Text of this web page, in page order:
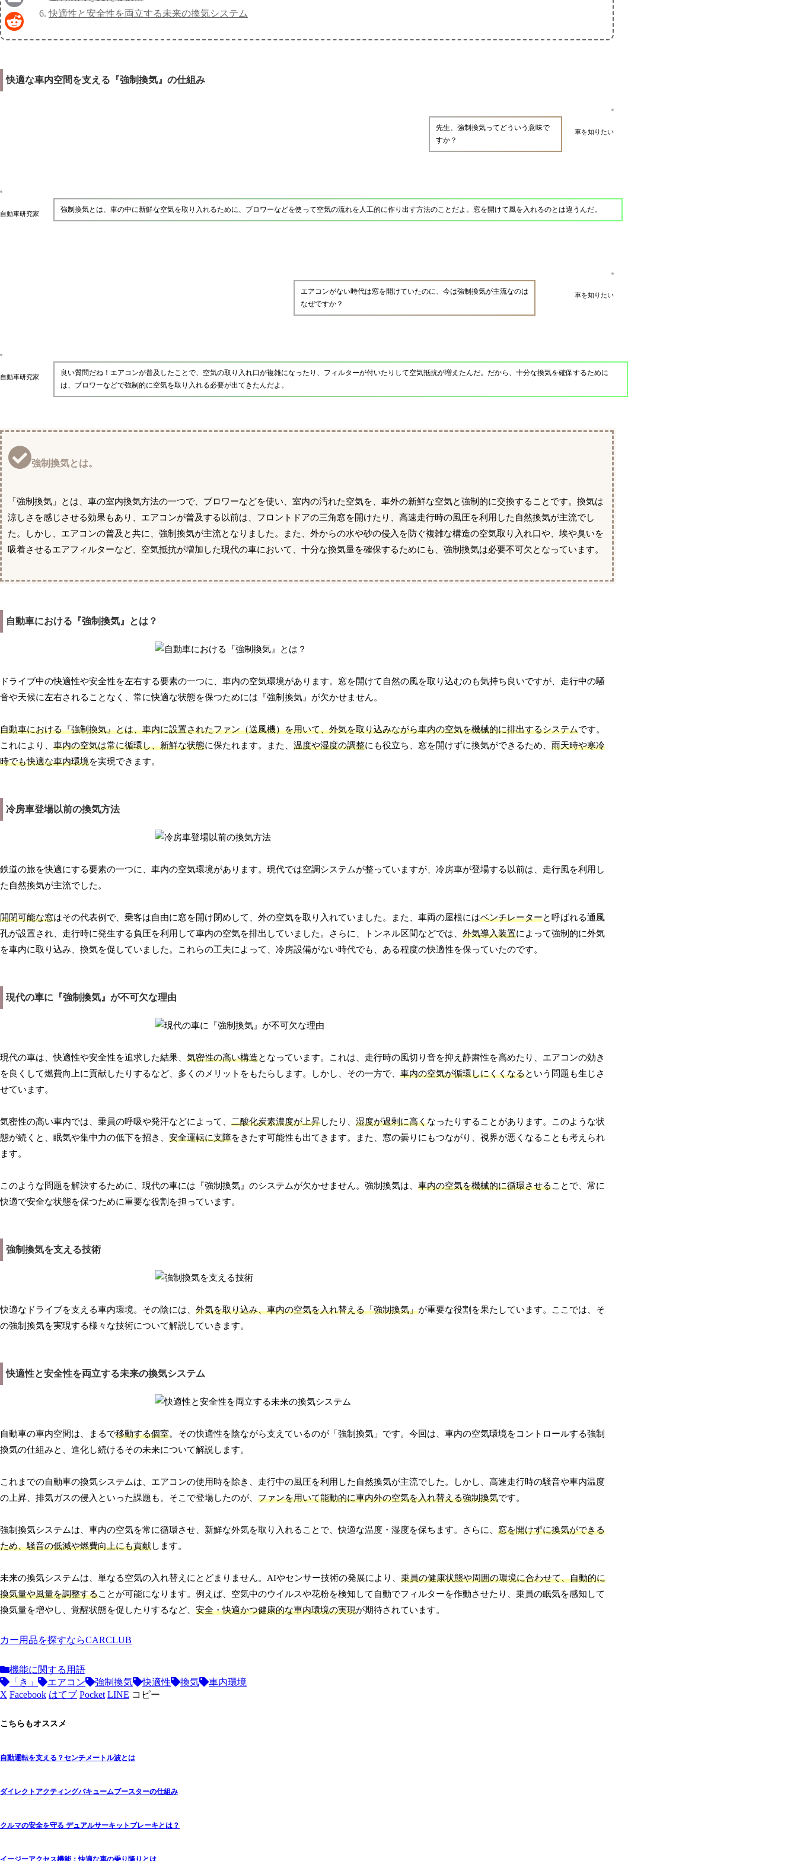
快適性と安全性を両立する未来の換気システム
快適な車内空間を支える『強制換気』の仕組み
車を知りたい
先生、強制換気ってどういう意味で
すか？
自動車研究家 強制換気とは、車の中に新鮮な空気を取り入れるために、ブロワーなどを使って空気の流れを人工的に作り出す方法のことだよ。窓を開けて風を入れるのとは違うんだ。
車を知りたい
エアコンがない時代は窓を開けていたのに、今は強制換気が主流なのは
なぜですか？
自動車研究家
良い質問だね！エアコンが普及したことで、空気の取り入れ口が複雑になったり、フィルターが付いたりして空気抵抗が増えたんだ。だから、十分な換気を確保するために
は、ブロワーなどで強制的に空気を取り入れる必要が出てきたんだよ。
強制換気とは。
「強制換気」とは、車の室内換気方法の一つで、ブロワーなどを使い、室内の汚れた空気を、車外の新鮮な空気と強制的に交換することです。換気は
涼しさを感じさせる効果もあり、エアコンが普及する以前は、フロントドアの三角窓を開けたり、高速走行時の風圧を利用した自然換気が主流でし
た。しかし、エアコンの普及と共に、強制換気が主流となりました。また、外からの水や砂の侵入を防ぐ複雑な構造の空気取り入れ口や、埃や臭いを
吸着させるエアフィルターなど、空気抵抗が増加した現代の車において、十分な換気量を確保するためにも、強制換気は必要不可欠となっています。
自動車における『強制換気』とは？
ドライブ中の快適性や安全性を左右する要素の一つに、車内の空気環境があります。窓を開けて自然の風を取り込むのも気持ち良いですが、走行中の騒
音や天候に左右されることなく、常に快適な状態を保つためには『強制換気』が欠かせません。
自動車における『強制換気』とは、車内に設置されたファン（送風機）を用いて、外気を取り込みながら車内の空気を機械的に排出するシステムです。
これにより、 車内の空気は常に循環し、新鮮な状態に保たれます。また、 温度や湿度の調整にも役立ち、窓を開けずに換気ができるため、 雨天時や寒冷
時でも快適な車内環境を実現できます。
冷房車登場以前の換気方法
鉄道の旅を快適にする要素の一つに、車内の空気環境があります。現代では空調システムが整っていますが、冷房車が登場する以前は、走行風を利用し
た自然換気が主流でした。
開閉可能な窓はその代表例で、乗客は自由に窓を開け閉めして、外の空気を取り入れていました。また、車両の屋根にはベンチレーターと呼ばれる通風
孔が設置され、走行時に発生する負圧を利用して車内の空気を排出していました。さらに、トンネル区間などでは、 外気導入装置によって強制的に外気
を車内に取り込み、換気を促していました。これらの工夫によって、冷房設備がない時代でも、ある程度の快適性を保っていたのです。
現代の車に『強制換気』が不可欠な理由
現代の車は、快適性や安全性を追求した結果、 気密性の高い構造となっています。これは、走行時の風切り音を抑え静粛性を高めたり、エアコンの効き
を良くして燃費向上に貢献したりするなど、多くのメリットをもたらします。しかし、その一方で、 車内の空気が循環しにくくなるという問題も生じさ
せています。
気密性の高い車内では、乗員の呼吸や発汗などによって、 二酸化炭素濃度が上昇したり、 湿度が過剰に高くなったりすることがあります。このような状
態が続くと、眠気や集中力の低下を招き、 安全運転に支障をきたす可能性も出てきます。また、窓の曇りにもつながり、視界が悪くなることも考えられ
ます。
このような問題を解決するために、現代の車には『強制換気』のシステムが欠かせません。強制換気は、 車内の空気を機械的に循環させることで、常に
快適で安全な状態を保つために重要な役割を担っています。
強制換気を支える技術
快適なドライブを支える車内環境。その陰には、 外気を取り込み、車内の空気を入れ替える「強制換気」が重要な役割を果たしています。ここでは、そ
の強制換気を実現する様々な技術について解説していきます。
快適性と安全性を両立する未来の換気システム
自動車の車内空間は、まるで移動する個室。その快適性を陰ながら支えているのが「強制換気」です。今回は、車内の空気環境をコントロールする強制
換気の仕組みと、進化し続けるその未来について解説します。
これまでの自動車の換気システムは、エアコンの使用時を除き、走行中の風圧を利用した自然換気が主流でした。しかし、高速走行時の騒音や車内温度
の上昇、排気ガスの侵入といった課題も。そこで登場したのが、 ファンを用いて能動的に車内外の空気を入れ替える強制換気です。
強制換気システムは、車内の空気を常に循環させ、新鮮な外気を取り入れることで、快適な温度・湿度を保ちます。さらに、 窓を開けずに換気ができる
ため、騒音の低減や燃費向上にも貢献します。
未来の換気システムは、単なる空気の入れ替えにとどまりません。AIやセンサー技術の発展により、 乗員の健康状態や周囲の環境に合わせて、自動的に
換気量や風量を調整することが可能になります。例えば、空気中のウイルスや花粉を検知して自動でフィルターを作動させたり、乗員の眠気を感知して
換気量を増やし、覚醒状態を促したりするなど、 安全・快適かつ健康的な車内環境の実現が期待されています。
カー用品を探すならCARCLUB
機能に関する用語
「き」
エアコン 強制換気 快適性 換気
車内環境
X Facebook はてブ Pocket LINE コピー
こちらもオススメ
自動運転を支える？センチメートル波とは
ダイレクトアクティングバキュームブースターの仕組み
クルマの安全を守る デュアルサーキットブレーキとは？
イージーアクセス機能：快適な車の乗り降りとは
Email
Reddit